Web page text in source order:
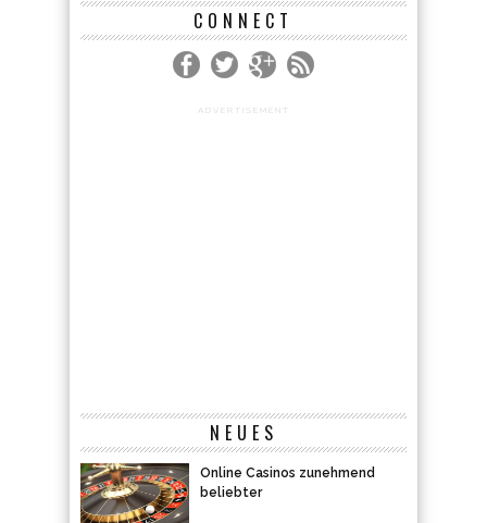
CONNECT
ADVERTISEMENT
NEUES
Online Casinos zunehmend
beliebter